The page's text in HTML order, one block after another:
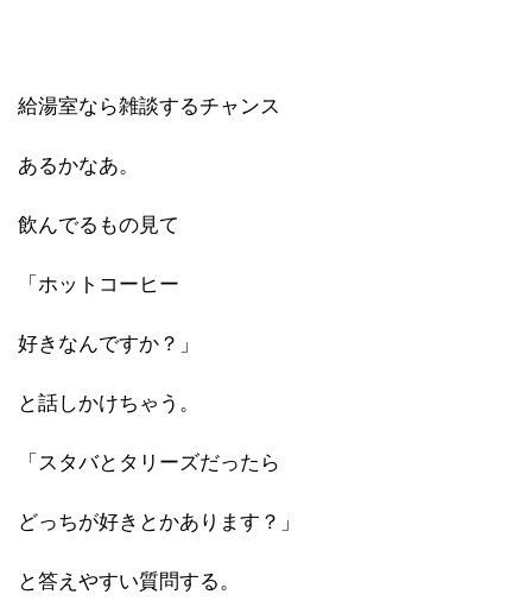
給湯室なら雑談するチャンス
あるかなあ。
飲んでるもの見て
「ホットコーヒー
好きなんですか？」
と話しかけちゃう。
「スタバとタリーズだったら
どっちが好きとかあります？」
と答えやすい質問する。